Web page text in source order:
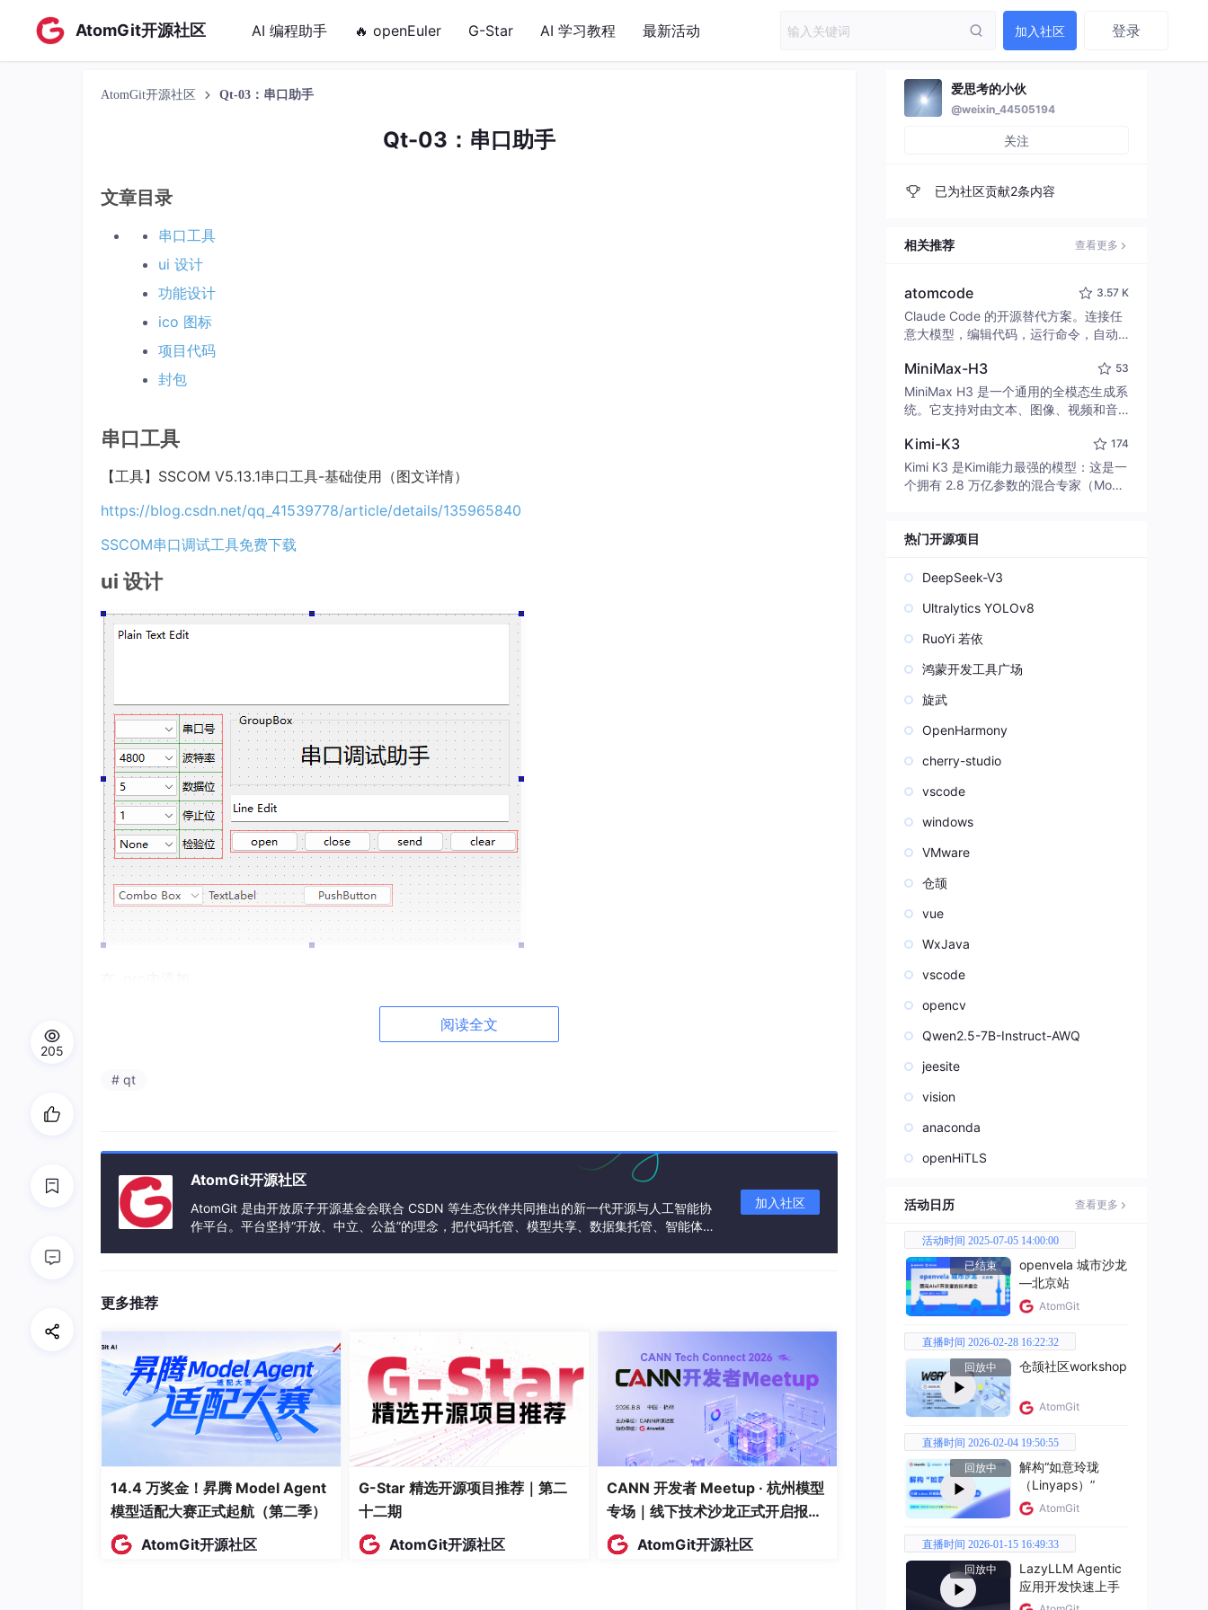
AtomGit开源社区 AI 编程助手 🔥 openEuler G-Star AI 学习教程 最新活动 加入社区 登录
AtomGit开源社区 Qt-03：串口助手
Qt-03：串口助手
文章目录
串口工具
ui 设计
功能设计
ico 图标
项目代码
封包
串口工具
【工具】SSCOM V5.13.1串口工具-基础使用（图文详情）
https://blog.csdn.net/qq_41539778/article/details/135965840
SSCOM串口调试工具免费下载
ui 设计
解决方法：点击“工具栏” 里“QT Maintenance Tool” “start Maintenance Tool”
勾选对应版本的serial port 进行添加，如果没有，可以重新配置一个构建套件。
# charts
greaterThan(QT_MAJOR_VERSION, 4): QT += widgets
CONFIG += c++17
# You can make your code fail to compile if it uses deprecated APIs.
#DEFINES += QT_DISABLE_DEPRECATED_BEFORE=0x060000    # disables all the APIs deprecated before Qt 6.0.0
阅读全文
# qt
AtomGit开源社区
AtomGit 是由开放原子开源基金会联合 CSDN 等生态伙伴共同推出的新一代开源与人工智能协
作平台。平台坚持“开放、中立、公益”的理念，把代码托管、模型共享、数据集托管、智能体开
加入社区
更多推荐
14.4 万奖金！昇腾 Model Agent
模型适配大赛正式起航（第二季）
AtomGit开源社区
G-Star 精选开源项目推荐｜第二
十二期
AtomGit开源社区
CANN 开发者 Meetup · 杭州模型
专场｜线下技术沙龙正式开启报
名！
AtomGit开源社区
205
爱思考的小伙
@weixin_44505194
关注
已为社区贡献2条内容
相关推荐 查看更多
atomcode 3.57 K
Claude Code 的开源替代方案。连接任
意大模型，编辑代码，运行命令，自动
致性能。 ｜ An open-source alternativ
e to Claude Code. Connect any LLM,
edit code, run commands, and verify
MiniMax-H3 53
MiniMax H3 是一个通用的全模态生成系
统。它支持对由文本、图像、视频和音
并能生成分辨率高达 2K、时长可达 15
秒的带原生立体声音频的视频。得益于
面向任务泛化的系统设计，H3 在预训练
模态指令。
Kimi-K3 174
Kimi K3 是Kimi能力最强的模型：这是一
个拥有 2.8 万亿参数的混合专家（Mo
热门开源项目
DeepSeek-V3
Ultralytics YOLOv8
RuoYi 若依
鸿蒙开发工具广场
旋武
OpenHarmony
cherry-studio
vscode
windows
VMware
仓颉
vue
WxJava
vscode
opencv
Qwen2.5-7B-Instruct-AWQ
jeesite
vision
anaconda
openHiTLS
活动日历 查看更多
活动时间 2025-07-05 14:00:00
已结束
openvela 城市沙龙
—北京站
AtomGit
直播时间 2026-02-28 16:22:32
回放中
仓颉社区workshop
AtomGit
直播时间 2026-02-04 19:50:55
回放中
解构“如意玲珑
（Linyaps）”
AtomGit
直播时间 2026-01-15 16:49:33
回放中
LazyLLM Agentic
应用开发快速上手